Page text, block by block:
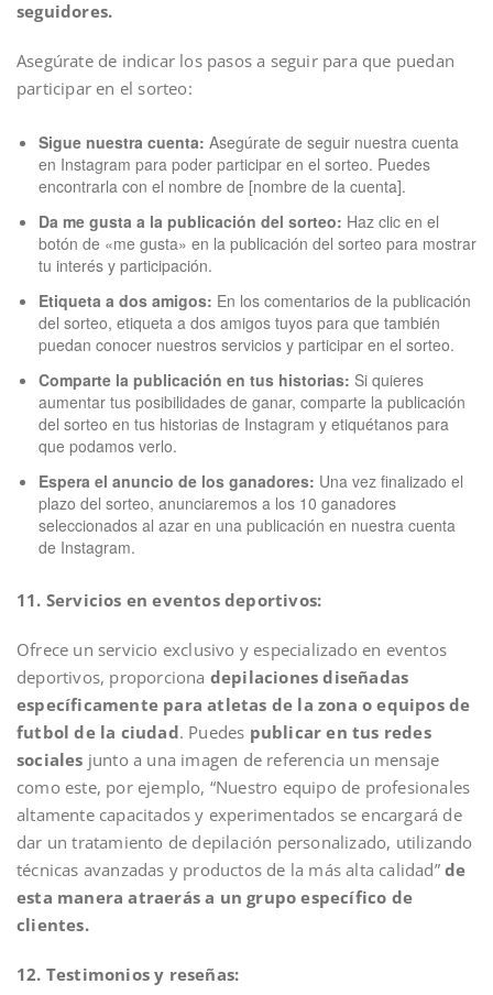
seguidores.
Asegúrate de indicar los pasos a seguir para que puedan
participar en el sorteo:
Sigue nuestra cuenta: Asegúrate de seguir nuestra cuenta
en Instagram para poder participar en el sorteo. Puedes
encontrarla con el nombre de [nombre de la cuenta].
Da me gusta a la publicación del sorteo: Haz clic en el
botón de «me gusta» en la publicación del sorteo para mostrar
tu interés y participación.
Etiqueta a dos amigos: En los comentarios de la publicación
del sorteo, etiqueta a dos amigos tuyos para que también
puedan conocer nuestros servicios y participar en el sorteo.
Comparte la publicación en tus historias: Si quieres
aumentar tus posibilidades de ganar, comparte la publicación
del sorteo en tus historias de Instagram y etiquétanos para
que podamos verlo.
Espera el anuncio de los ganadores: Una vez finalizado el
plazo del sorteo, anunciaremos a los 10 ganadores
seleccionados al azar en una publicación en nuestra cuenta
de Instagram.
11. Servicios en eventos deportivos:
Ofrece un servicio exclusivo y especializado en eventos
deportivos, proporciona depilaciones diseñadas
específicamente para atletas de la zona o equipos de
futbol de la ciudad. Puedes publicar en tus redes
sociales junto a una imagen de referencia un mensaje
como este, por ejemplo, “Nuestro equipo de profesionales
altamente capacitados y experimentados se encargará de
dar un tratamiento de depilación personalizado, utilizando
técnicas avanzadas y productos de la más alta calidad”de
esta manera atraerás a un grupo específico de
clientes.
12. Testimonios y reseñas: